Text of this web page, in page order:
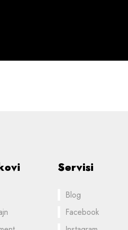
Servisi
Blog
Facebook